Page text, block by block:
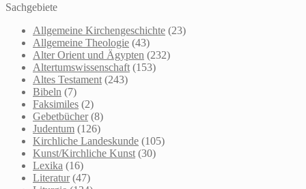
Sachgebiete
Allgemeine Kirchengeschichte (23)
Allgemeine Theologie (43)
Alter Orient und Ägypten (232)
Altertumswissenschaft (153)
Altes Testament (243)
Bibeln (7)
Faksimiles (2)
Gebetbücher (8)
Judentum (126)
Kirchliche Landeskunde (105)
Kunst/Kirchliche Kunst (30)
Lexika (16)
Literatur (47)